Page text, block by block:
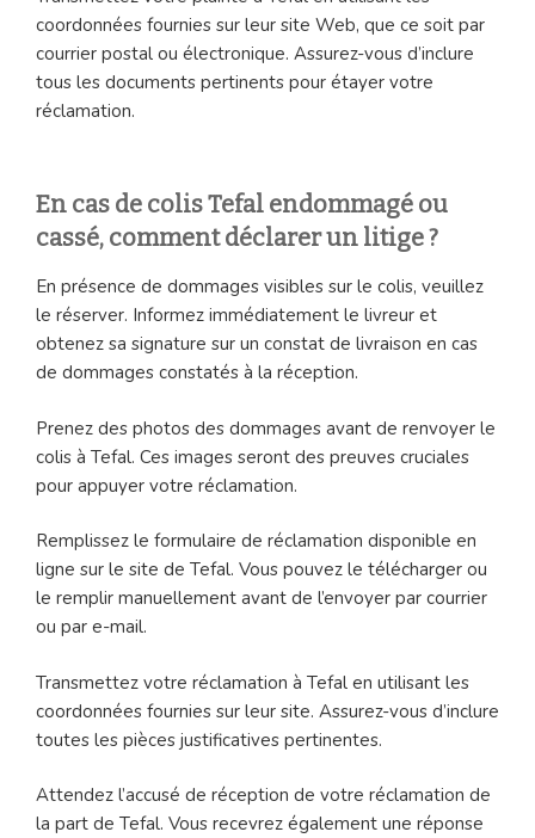
coordonnées fournies sur leur site Web, que ce soit par
courrier postal ou électronique. Assurez-vous d’inclure
tous les documents pertinents pour étayer votre
réclamation.
En cas de colis Tefal endommagé ou
cassé, comment déclarer un litige ?
En présence de dommages visibles sur le colis, veuillez
le réserver. Informez immédiatement le livreur et
obtenez sa signature sur un constat de livraison en cas
de dommages constatés à la réception.
Prenez des photos des dommages avant de renvoyer le
colis à Tefal. Ces images seront des preuves cruciales
pour appuyer votre réclamation.
Remplissez le formulaire de réclamation disponible en
ligne sur le site de Tefal. Vous pouvez le télécharger ou
le remplir manuellement avant de l’envoyer par courrier
ou par e-mail.
Transmettez votre réclamation à Tefal en utilisant les
coordonnées fournies sur leur site. Assurez-vous d’inclure
toutes les pièces justificatives pertinentes.
Attendez l’accusé de réception de votre réclamation de
la part de Tefal. Vous recevrez également une réponse